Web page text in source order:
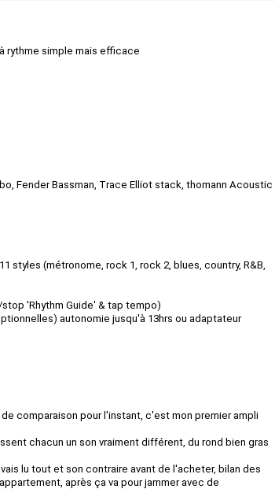
rythme simple mais efficace
Fender Bassman, Trace Elliot stack, thomann Acoustic
styles (métronome, rock 1, rock 2, blues, country, R&B,
'Rhythm Guide' & tap tempo)
autonomie jusqu'à 13hrs ou adaptateur
comparaison pour l'instant, c'est mon premier ampli
chacun un son vraiment différent, du rond bien gras
lu tout et son contraire avant de l'acheter, bilan des
après ça va pour jammer avec de